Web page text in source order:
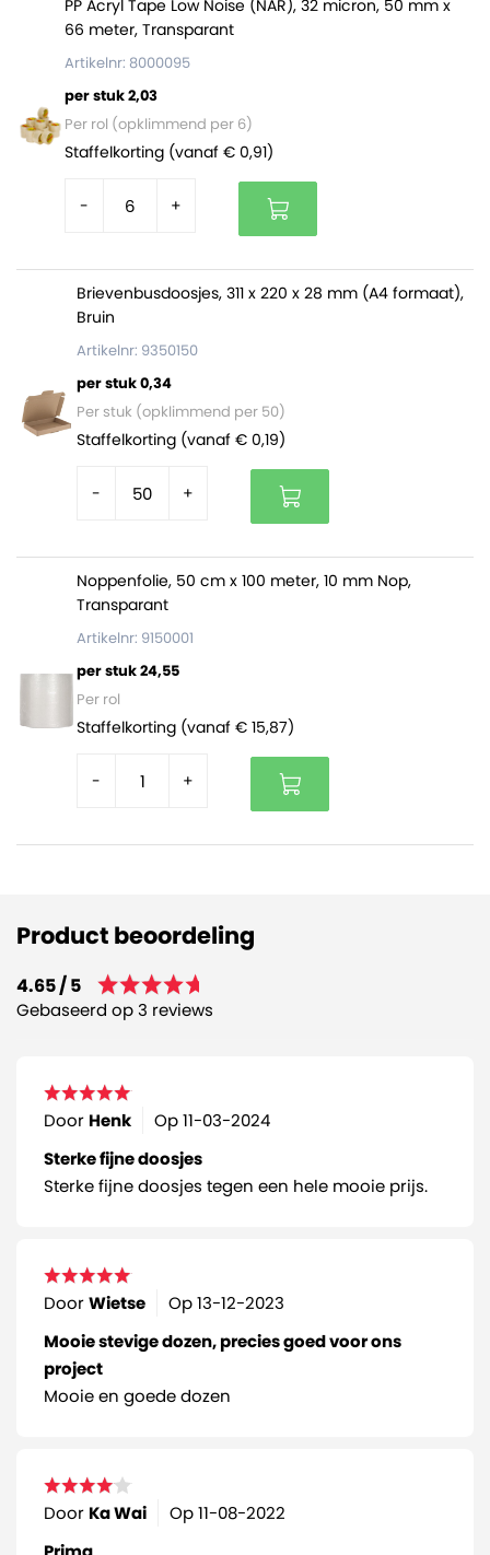
pallet zitten 880 dozen (44 bundels).
Dozen op maat of met bedrukking
Zijn deze verzenddozen van 350 x 230 x 110 mm niet
waar je naar op zoek bent? Of wil je je verzenddozen
laten bedrukken? Vraag dan een offerte aan via onze
pagina of neem contact met ons op!
PP Acryl Tape Low Noise (NAR), 32 micron, 50 mm x
66 meter, Transparant
Artikelnr: 8000095
per stuk 2,03
Per rol (opklimmend per 6)
Staffelkorting (vanaf € 0,91)
- +
Brievenbusdoosjes, 311 x 220 x 28 mm (A4 formaat),
Bruin
Artikelnr: 9350150
per stuk 0,34
Per stuk (opklimmend per 50)
Staffelkorting (vanaf € 0,19)
- +
Noppenfolie, 50 cm x 100 meter, 10 mm Nop,
Transparant
Artikelnr: 9150001
per stuk 24,55
Per rol
Staffelkorting (vanaf € 15,87)
- +
Product beoordeling
4.65 / 5
Gebaseerd op 3 reviews
Door Henk Op11-03-2024
Sterke fijne doosjes
Sterke fijne doosjes tegen een hele mooie prijs.
DoorWietse Op13-12-2023
Mooie stevige dozen, precies goed voor ons
project
Mooie en goede dozen
Door Ka Wai Op11-08-2022